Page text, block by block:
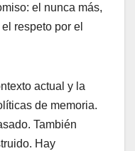
el nunca más,
respeto por el
actual y la
de memoria.
También
Hay